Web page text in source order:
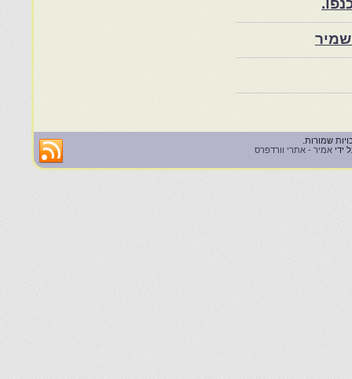
ידי אמיר - אתרי וורדפרס